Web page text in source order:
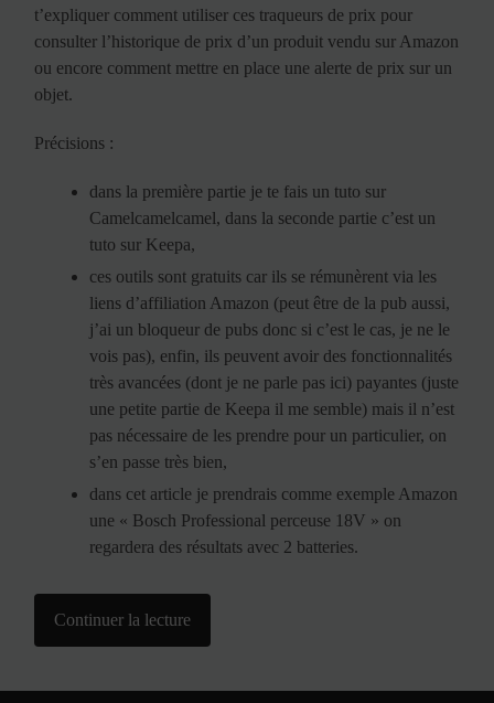
t’expliquer comment utiliser ces traqueurs de prix pour
consulter l’historique de prix d’un produit vendu sur Amazon
ou encore comment mettre en place une alerte de prix sur un
objet.
Précisions :
dans la première partie je te fais un tuto sur
Camelcamelcamel, dans la seconde partie c’est un
tuto sur Keepa,
ces outils sont gratuits car ils se rémunèrent via les
liens d’affiliation Amazon (peut être de la pub aussi,
j’ai un bloqueur de pubs donc si c’est le cas, je ne le
vois pas), enfin, ils peuvent avoir des fonctionnalités
très avancées (dont je ne parle pas ici) payantes (juste
une petite partie de Keepa il me semble) mais il n’est
pas nécessaire de les prendre pour un particulier, on
s’en passe très bien,
dans cet article je prendrais comme exemple Amazon
une « Bosch Professional perceuse 18V » on
regardera des résultats avec 2 batteries.
Continuer la lecture